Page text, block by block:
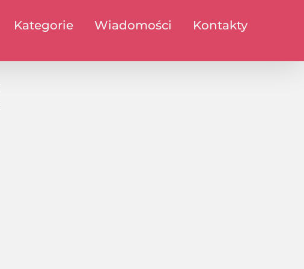
Kategorie Wiadomości Kontakty